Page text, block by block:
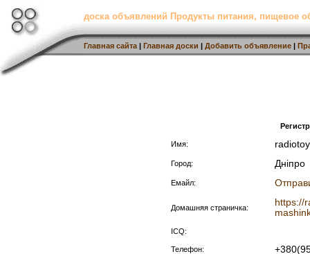
доска объявлений Продукты питания, пищевое
Главная сайта | Главная доски | Добавить объявление |
Имя:
Город: Дніпро
Емайл:
Домашняя страничка:
https://
ICQ:
Телефон: